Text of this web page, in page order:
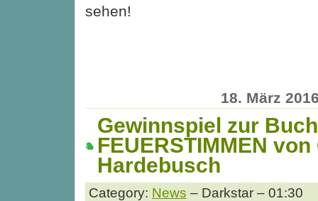
sehen!
18. März
Gewinnspiel zur
FEUERSTIMMEN
Hardebusch
Category: News – Darkstar – 01:30